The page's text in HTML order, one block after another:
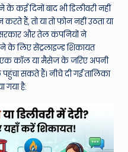
कई दिनों बाद भी डिलीवरी नहीं
हैं, तो या तो फोन नहीं उठता या
सरकार और तेल कंपनियों ने
के लिए सेंट्रलाइज्ड शिकायत
एक कॉल या मैसेज के जरिए अपनी
सकते हैं। नीचे दी गई तालिका
गया है: